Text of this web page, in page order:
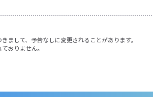
まして、予告なしに変更されることがあります。
おりません。